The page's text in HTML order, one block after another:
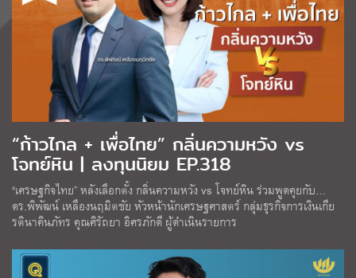
“ก้าวไกล + เพื่อไทย” กลิ่นความหวัง vs
โจทย์หิน | ลงทุนนิยม EP.318
“เศรษฐกิจไทย” หลังเลือกตั้ง กลิ่นความหวัง vs โจทย์หิน ร่วมพูดคุยกับ…
ดร.พิพัฒน์ เหลืองนฤมิตชัย หัวหน้านักเศรษฐศาสตร์ กลุ่มธุรกิจการเงินเกีย
รตินาคินภัทร คุณศิรัถยา อิศรภักดี ผู้ดำเนินรายการ